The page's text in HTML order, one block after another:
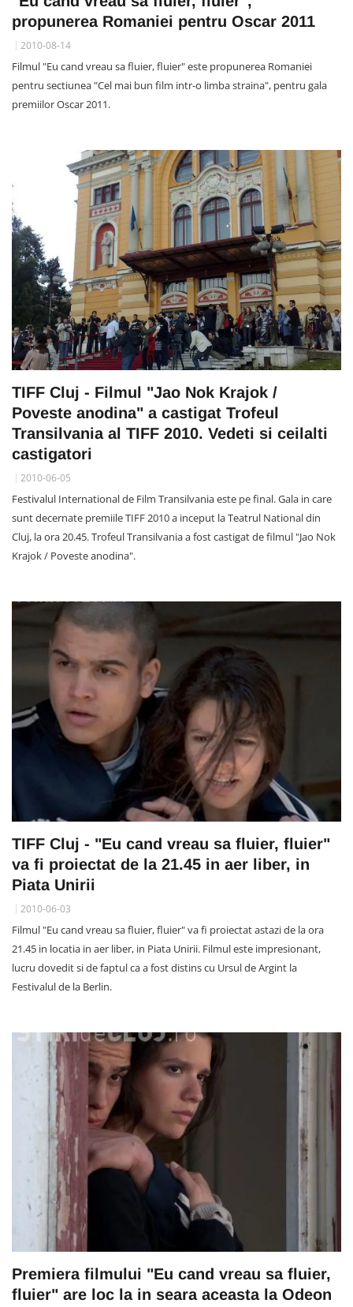
propunerea Romaniei pentru Oscar 2011
2010-08-14
Filmul "Eu cand vreau sa fluier, fluier" este propunerea Romaniei
pentru sectiunea "Cel mai bun film intr-o limba straina", pentru gala
premiilor Oscar 2011.
TIFF Cluj - Filmul "Jao Nok Krajok /
Poveste anodina" a castigat Trofeul
Transilvania al TIFF 2010. Vedeti si ceilalti
castigatori
2010-06-05
Festivalul International de Film Transilvania este pe final. Gala in care
sunt decernate premiile TIFF 2010 a inceput la Teatrul National din
Cluj, la ora 20.45. Trofeul Transilvania a fost castigat de filmul "Jao Nok
Krajok / Poveste anodina".
TIFF Cluj - "Eu cand vreau sa fluier, fluier"
va fi proiectat de la 21.45 in aer liber, in
Piata Unirii
2010-06-03
Filmul "Eu cand vreau sa fluier, fluier" va fi proiectat astazi de la ora
21.45 in locatia in aer liber, in Piata Unirii. Filmul este impresionant,
lucru dovedit si de faptul ca a fost distins cu Ursul de Argint la
Festivalul de la Berlin.
Premiera filmului "Eu cand vreau sa fluier,
fluier" are loc la in seara aceasta la Odeon